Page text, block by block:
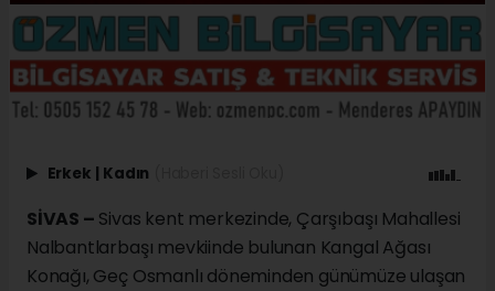
Erkek Kadın
SİVAS – Sivas kent merkezinde, Çarşıbaşı Mahallesi
Nalbantlarbaşı mevkiinde bulunan Kangal Ağası
Konağı, Geç Osmanlı döneminden günümüze ulaşan